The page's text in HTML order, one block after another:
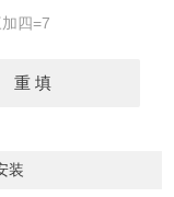
四=7
装